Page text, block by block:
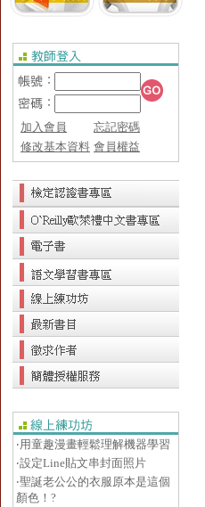
加入會員
忘記密碼
修改基本資料 會員權益
‧用童趣漫畫輕鬆理解機器學習
‧設定Line貼文串封面照片
‧聖誕老公公的衣服原本是這個
顏色！?